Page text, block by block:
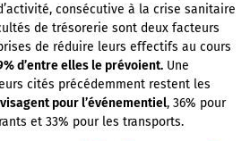
consécutive à la crise sanitaire
de trésorerie sont deux facteurs
de réduire leurs effectifs au cours
d’entre elles le prévoient. Une
cités précédemment restent les
pour l’événementiel, 36% pour
et 33% pour les transports.